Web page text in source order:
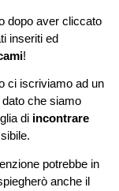
dopo aver cliccato
inseriti ed
!
ci iscriviamo ad un
che siamo
di incontrare
potrebbe in
anche il